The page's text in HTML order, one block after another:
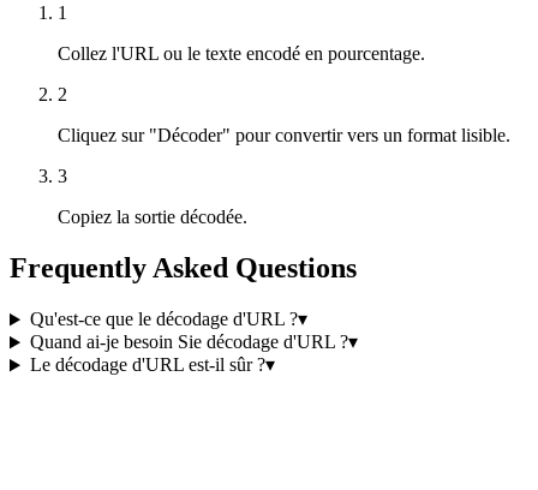
1
Collez l'URL ou le texte encodé en pourcentage.
2
Cliquez sur "Décoder" pour convertir vers un format lisible.
3
Copiez la sortie décodée.
Frequently Asked Questions
Qu'est-ce que le décodage d'URL ?▾
Quand ai-je besoin Sie décodage d'URL ?▾
Le décodage d'URL est-il sûr ?▾